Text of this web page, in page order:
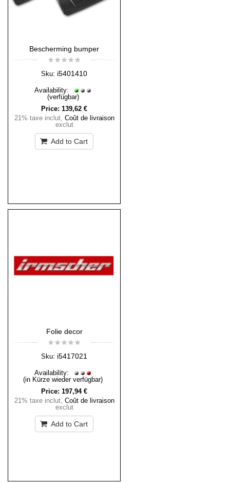
Bescherming bumper
Sku: i5401410
Availability:
(verfügbar)
Price: 139,62 €
21% taxe inclut, Coût de livraison
exclut
Add to Cart
Folie decor
Sku: i5417021
Availability:
(in Kürze wieder verfügbar)
Price: 197,94 €
21% taxe inclut, Coût de livraison
exclut
Add to Cart